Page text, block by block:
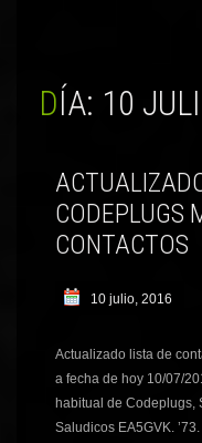
DÍA: 10
CODEPLUGS
CONTACTOS
10 julio, 2016
Actualizado lista de
a fecha de hoy 10/07/
habitual de Codeplugs,
Saludicos EA5GVK. ’73.